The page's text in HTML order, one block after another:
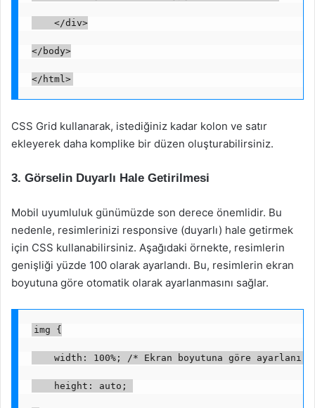
    </div>
</body>
</html>
CSS Grid kullanarak, istediğiniz kadar kolon ve satır
ekleyerek daha komplike bir düzen oluşturabilirsiniz.
3. Görselin Duyarlı Hale Getirilmesi
Mobil uyumluluk günümüzde son derece önemlidir. Bu
nedenle, resimlerinizi responsive (duyarlı) hale getirmek
için CSS kullanabilirsiniz. Aşağıdaki örnekte, resimlerin
genişliği yüzde 100 olarak ayarlandı. Bu, resimlerin ekran
boyutuna göre otomatik olarak ayarlanmasını sağlar.
img {
width: 100%; /* Ekran boyutuna göre ayarlanır
    height: auto;